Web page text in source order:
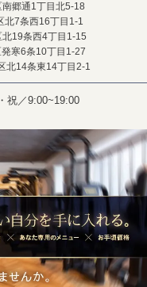
郷通1丁目北5-18
7条西16丁目1-1
19条西4丁目1-15
寒6条10丁目1-27
北14条東14丁目2-1
祝／9:00~19:00